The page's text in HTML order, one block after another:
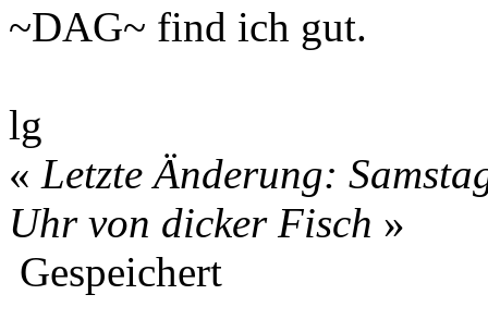
~DAG~ find ich gut.
lg
« Letzte Änderung:
Uhr von dicker Fisch »
Gespeichert